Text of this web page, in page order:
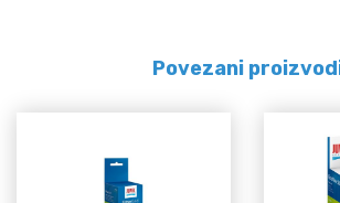
Povezani